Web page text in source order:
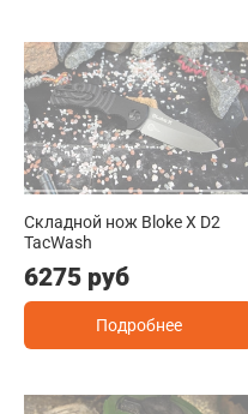
Складной нож Bloke X D2
TacWash
6275 руб
Подробнее